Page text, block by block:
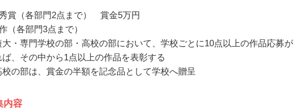
賞（各部門2点まで） 賞金5万円
（各部門3点まで）
・専門学校の部・高校の部において、学校ごとに10点以上の作品応募が
ば、その中から1点以上の作品を表彰する
の部は、賞金の半額を記念品として学校へ贈呈
内容